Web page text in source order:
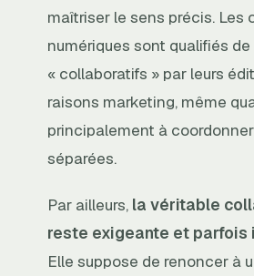
maîtriser le sens précis. Les
numériques sont qualifiés de
« collaboratifs » par leurs
raisons marketing, même
principalement à
séparées.
Par ailleurs, la véritable
reste exigeante et parfois
Elle suppose de renoncer à